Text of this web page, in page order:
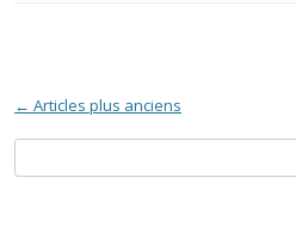
Navigation des articles
← Articles plus anciens